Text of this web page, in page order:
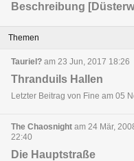
Beschreibung
Themen
Tauriel? am 23 Jun, 2017 18:26
Thranduils Hallen
Letzter Beitrag von Fine am 05
The Chaosnight am 24 Mär,
22:40
Die Hauptstraße